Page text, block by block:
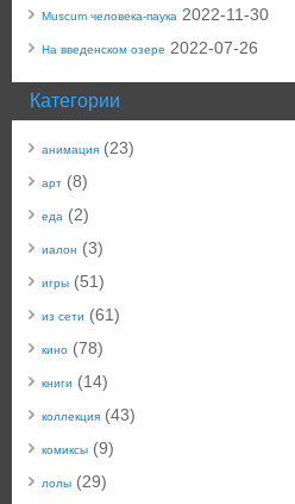
Muscum человека-паука 2022-11-30
На введенском озере 2022-07-26
Категории
анимация (23)
арт (8)
еда (2)
иалон (3)
игры (51)
из сети (61)
кино (78)
книги (14)
коллекция (43)
комиксы (9)
лолы (29)